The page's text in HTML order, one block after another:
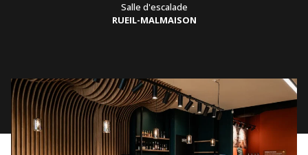
Salle d'escalade
RUEIL-MALMAISON